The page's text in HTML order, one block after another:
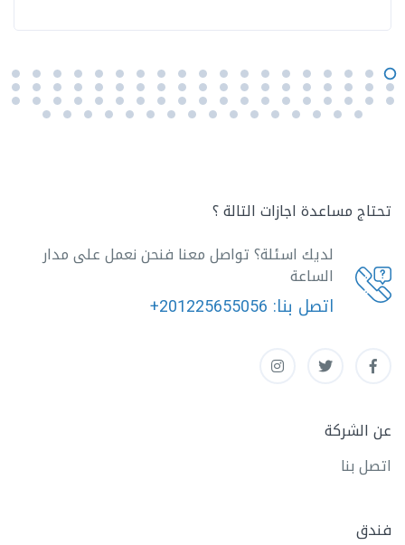
تحتاج مساعدة اجازات التالة ؟
لديك اسئلة؟ تواصل معنا فنحن نعمل على مدار
الساعة
اتصل بنا: +201225655056
عن الشركة
اتصل بنا
فندق